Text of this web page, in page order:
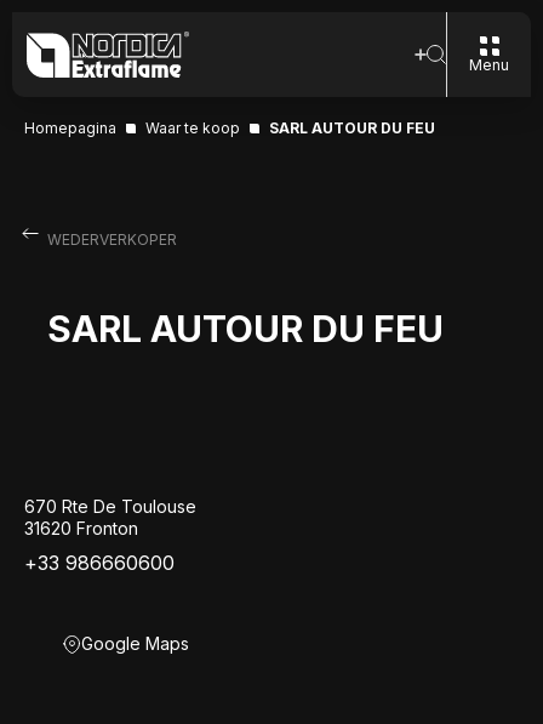
Menu
Homepagina Waar te koop SARL AUTOUR DU FEU
WEDERVERKOPER
SARL AUTOUR DU FEU
670 Rte De Toulouse
31620 Fronton
+33 986660600
Google Maps